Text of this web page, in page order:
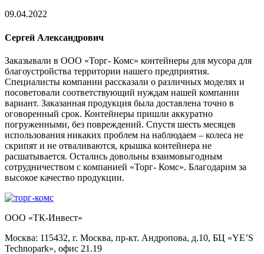
09.04.2022
Сергей Александрович
Заказывали в ООО «Торг- Комс» контейнеры для мусора для
благоустройства территории нашего предприятия.
Специалисты компании рассказали о различных моделях и
посоветовали соответствующий нуждам нашей компании
вариант. Заказанная продукция была доставлена точно в
оговоренный срок. Контейнеры пришли аккуратно
погруженными, без повреждений. Спустя шесть месяцев
использования никаких проблем на наблюдаем – колеса не
скрипят и не отваливаются, крышка контейнера не
расшатывается. Остались довольны взаимовыгодным
сотрудничеством с компанией «Торг- Комс». Благодарим за
высокое качество продукции.
ООО «ТК-Инвест»
Москва: 115432, г. Москва, пр-кт. Андропова, д.10, БЦ «YE’S
Technopark», офис 21.19